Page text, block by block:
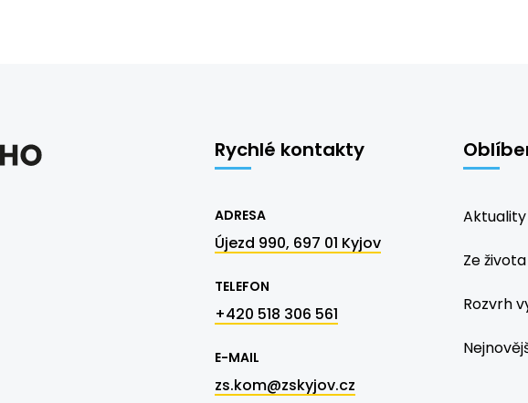
Rychlé kontakty
ADRESA
Újezd 990, 697 01 Kyjov
TELEFON
+420 518 306 561
E-MAIL
zs.kom@zskyjov.cz
Aktuality
Ze
Rozvrh